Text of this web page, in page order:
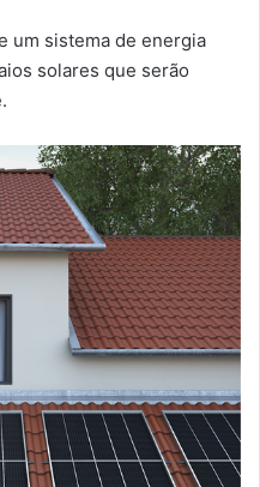
um sistema de energia
solares que serão